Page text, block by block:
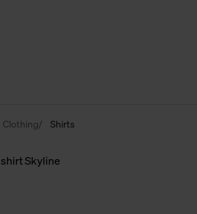
Clothing Shirts